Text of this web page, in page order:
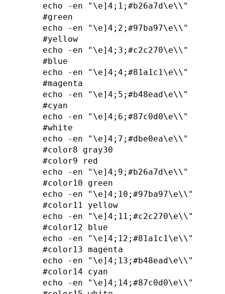
echo -en "\e]4;1;#b26a7d\e\\"
#green
echo -en "\e]4;2;#97ba97\e\\"
#yellow
echo -en "\e]4;3;#c2c270\e\\"
#blue
echo -en "\e]4;4;#81a1c1\e\\"
#magenta
echo -en "\e]4;5;#b48ead\e\\"
#cyan
echo -en "\e]4;6;#87c0d0\e\\"
#white
echo -en "\e]4;7;#dbe0ea\e\\"
#color8 gray30
#color9 red
echo -en "\e]4;9;#b26a7d\e\\"
#color10 green
echo -en "\e]4;10;#97ba97\e\\"
#color11 yellow
echo -en "\e]4;11;#c2c270\e\\"
#color12 blue
echo -en "\e]4;12;#81a1c1\e\\"
#color13 magenta
echo -en "\e]4;13;#b48ead\e\\"
#color14 cyan
echo -en "\e]4;14;#87c0d0\e\\"